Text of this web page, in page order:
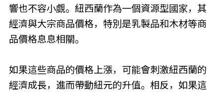
響也不容小覷。紐西蘭作為一個資源型國家，其
經濟與大宗商品價格，特別是乳製品和木材等商
品價格息息相關。
如果這些商品的價格上漲，可能會刺激紐西蘭的
經濟成長，進而帶動紐元的升值。相反，如果這